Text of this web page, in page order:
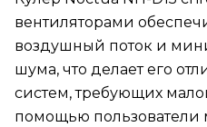
вентиляторами
воздушный поток и
шума, что делает его
систем, требующих
помощью пользователи